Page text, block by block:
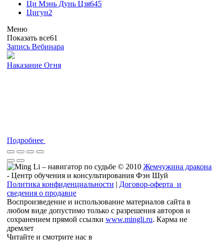
Ци Мэнь Дунь Цзя645
Цигун2
Меню
Показать все61
Запись Вебинара
Наказание Огня
Подробнее
© 2010 Жемчужина дракона
- Центр обучения и консультирования Фэн Шуй
Политика конфиденциальности | Договор-оферта и
сведения о продавце
Воспроизведение и использование материалов сайта в
любом виде допустимо только с разрешения авторов и
сохранением прямой ссылки www.mingli.ru. Карма не
дремлет
Читайте и смотрите нас в